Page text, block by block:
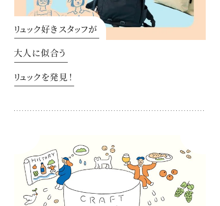
リュック好きスタッフが
大人に似合う
リュックを発見！